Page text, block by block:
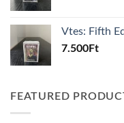
Vtes: Fifth
7.500Ft
FEATURED